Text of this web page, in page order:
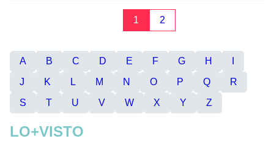
1 2
A B C D E F G H
J
K L M N O P Q
R
S
T U V W X Y Z
LO+VISTO